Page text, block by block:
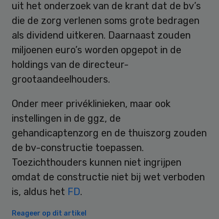
uit het onderzoek van de krant dat de bv’s
die de zorg verlenen soms grote bedragen
als dividend uitkeren. Daarnaast zouden
miljoenen euro’s worden opgepot in de
holdings van de directeur-
grootaandeelhouders.
Onder meer privéklinieken, maar ook
instellingen in de ggz, de
gehandicaptenzorg en de thuiszorg zouden
de bv-constructie toepassen.
Toezichthouders kunnen niet ingrijpen
omdat de constructie niet bij wet verboden
is, aldus het FD.
Reageer op dit artikel